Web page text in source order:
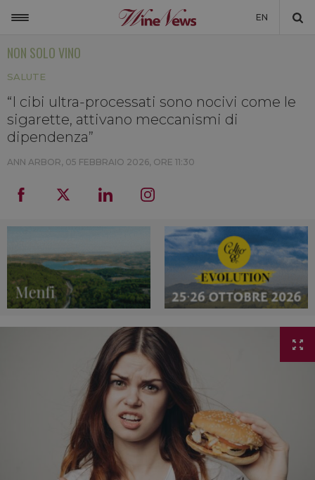
EN
NON SOLO VINO
LA CANTINA DI WINENEWS
DICONO DI NOI
NON SOLO VINO
SALUTE
“I cibi ultra-processati sono nocivi come le
sigarette, attivano meccanismi di
dipendenza”
ANN ARBOR, 05 FEBBRAIO 2026, ORE 11:30